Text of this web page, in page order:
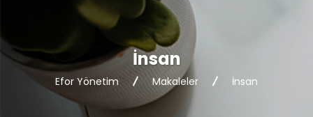
İnsan
Efor Yönetim Makaleler İnsan